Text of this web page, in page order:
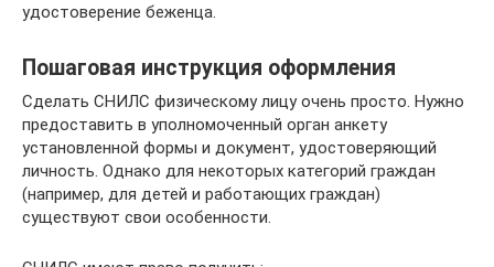
удостоверение беженца.
Пошаговая инструкция оформления
Сделать СНИЛС физическому лицу очень просто. Нужно
предоставить в уполномоченный орган анкету
установленной формы и документ, удостоверяющий
личность. Однако для некоторых категорий граждан
(например, для детей и работающих граждан)
существуют свои особенности.